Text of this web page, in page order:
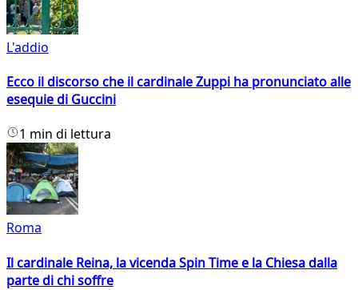
L'addio
Ecco il discorso che il cardinale Zuppi ha pronunciato alle
esequie di Guccini
1 min di lettura
Roma
Il cardinale Reina, la vicenda Spin Time e la Chiesa dalla
parte di chi soffre